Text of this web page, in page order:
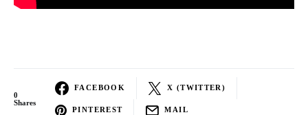
0
Shares
FACEBOOK X (TWITTER)
PINTEREST MAIL